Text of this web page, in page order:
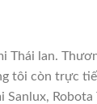
Thái lan.
tôi còn trực